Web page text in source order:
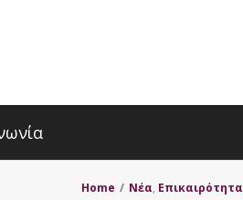
Home / Nέα, Επικαιρότητα